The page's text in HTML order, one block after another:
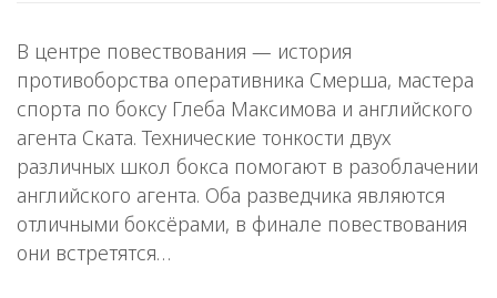
В центре повествования — история
противоборства оперативника Смерша, мастера
спорта по боксу Глеба Максимова и английского
агента Ската. Технические тонкости двух
различных школ бокса помогают в разоблачении
английского агента. Оба разведчика являются
отличными боксёрами, в финале повествования
они встретятся…